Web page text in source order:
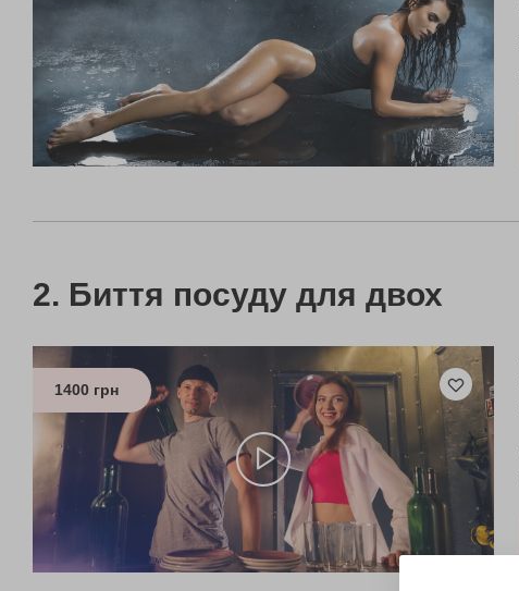
Биття посуду для двох
1400 грн